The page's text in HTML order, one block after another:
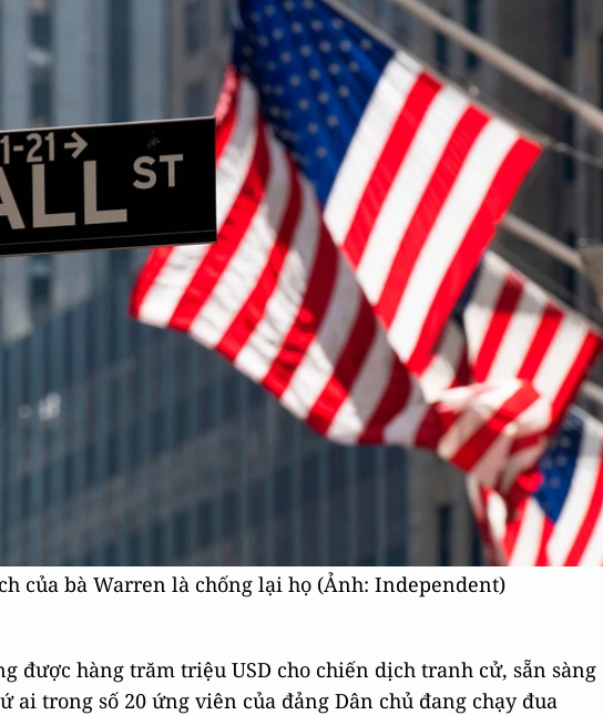
của bà Warren là chống lại họ (Ảnh: Independent)
được hàng trăm triệu USD cho chiến dịch tranh cử, sẵn sàng
ai trong số 20 ứng viên của đảng Dân chủ đang chạy đua